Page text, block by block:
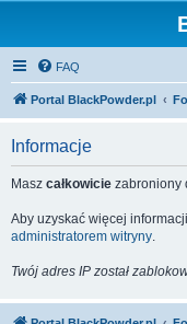
FAQ
Portal BlackPowder.pl
Informacje
Masz całkowicie zabroniony
Aby uzyskać więcej
administratorem witryny.
Twój adres IP został